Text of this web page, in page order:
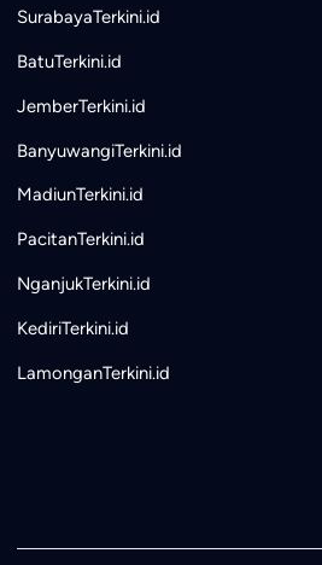
SurabayaTerkini.id
BatuTerkini.id
JemberTerkini.id
BanyuwangiTerkini.id
MadiunTerkini.id
PacitanTerkini.id
NganjukTerkini.id
KediriTerkini.id
LamonganTerkini.id